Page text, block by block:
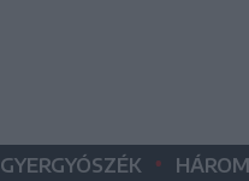
GYERGYÓSZÉK •